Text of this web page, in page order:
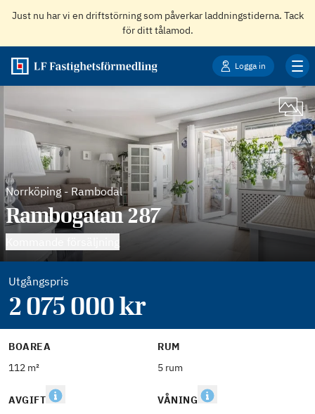
Just nu har vi en driftstörning som påverkar laddningstiderna. Tack
för ditt tålamod.
Logga in
Norrköping- Rambodal
Rambogatan 287
Utgångspris
2 075 000kr
BOAREA
112 m²
RUM
5 rum
AVGIFT
VÅNING